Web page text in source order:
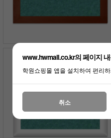
www.hwmall.co.kr의 페이지
학원쇼핑몰 앱을 설치하여 편리
취소